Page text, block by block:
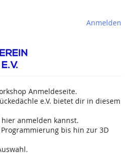
Anmelden
Anmeldeseite.
e.V. bietet dir in diesem
anmelden kannst.
bis hin zur 3D